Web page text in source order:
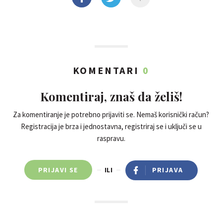
KOMENTARI 0
Komentiraj, znaš da želiš!
Za komentiranje je potrebno prijaviti se. Nemaš korisnički račun?
Registracija je brza i jednostavna, registriraj se i uključi se u
raspravu.
PRIJAVI SE ILI PRIJAVA